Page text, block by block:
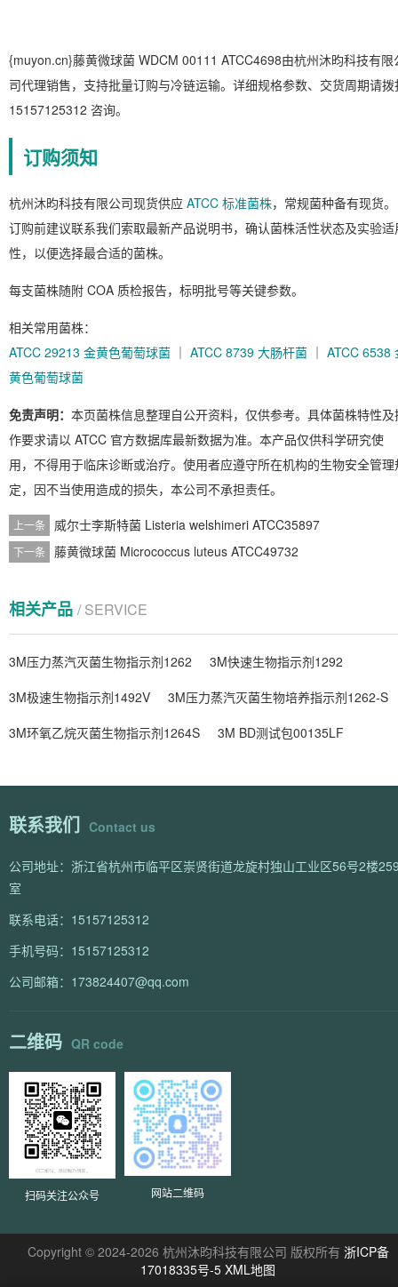
{muyon.cn}藤黄微球菌 WDCM 00111 ATCC4698由杭州沐昀科技有限
司代理销售，支持批量订购与冷链运输。详细规格参数、交货周期请拨
15157125312 咨询。
订购须知
杭州沐昀科技有限公司现货供应 ATCC 标准菌株，常规菌种备有现货。
订购前建议联系我们索取最新产品说明书，确认菌株活性状态及实验适
性，以便选择最合适的菌株。
每支菌株随附 COA 质检报告，标明批号等关键参数。
相关常用菌株：
ATCC 29213 金黄色葡萄球菌 ｜ ATCC 8739 大肠杆菌 ｜ ATCC 6538
黄色葡萄球菌
免责声明： 本页菌株信息整理自公开资料，仅供参考。具体菌株特性及
作要求请以 ATCC 官方数据库最新数据为准。本产品仅供科学研究使
用，不得用于临床诊断或治疗。使用者应遵守所在机构的生物安全管理
定，因不当使用造成的损失，本公司不承担责任。
上一条 威尔士李斯特菌 Listeria welshimeri ATCC35897
下一条 藤黄微球菌 Micrococcus luteus ATCC49732
相关产品 / SERVICE
3M压力蒸汽灭菌生物指示剂1262
3M快速生物指示剂1292
3M极速生物指示剂1492V
3M压力蒸汽灭菌生物培养指示剂1262-S
3M环氧乙烷灭菌生物指示剂1264S
3M BD测试包00135LF
联系我们 Contact us
公司地址：浙江省杭州市临平区崇贤街道龙旋村独山工业区56号2楼
室
联系电话：15157125312
手机号码：15157125312
公司邮箱：173824407@qq.com
二维码 QR code
扫码关注公众号 网站二维码
Copyright © 2024-2026 杭州沐昀科技有限公司 版权所有 浙ICP备
17018335号-5 XML地图